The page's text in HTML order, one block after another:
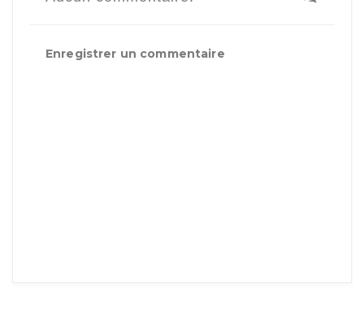
Enregistrer un commentaire